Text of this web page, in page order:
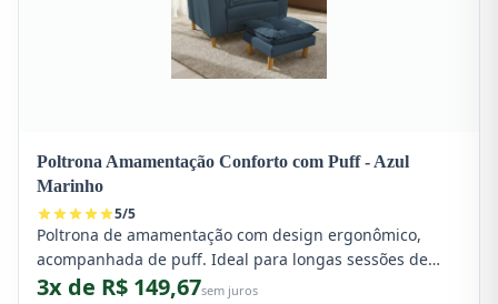
Poltrona Amamentação Conforto com Puff - Azul
Marinho
5/5
Poltrona de amamentação com design ergonômico,
acompanhada de puff. Ideal para longas sessões de
amamentação dupla com gêmeos.
3x de R$ 149,67sem juros